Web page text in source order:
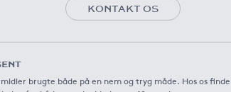
KONTAKT OS
brugte både på en nem og tryg måde. Hos os